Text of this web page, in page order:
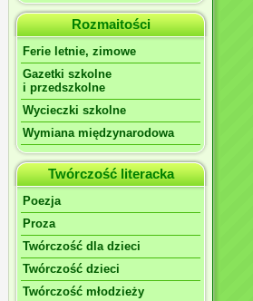
Rozmaitości
Ferie letnie, zimowe
Gazetki szkolne
i przedszkolne
Wycieczki szkolne
Wymiana międzynarodowa
Twórczość literacka
Poezja
Proza
Twórczość dla dzieci
Twórczość dzieci
Twórczość młodzieży